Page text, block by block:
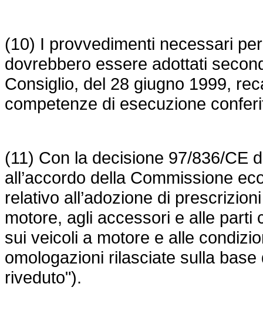
(10) I provvedimenti necessari
dovrebbero essere adottati
Consiglio, del 28 giugno 1999,
competenze di esecuzione
(11) Con la decisione 97/836/CE
all’accordo della Commissione
relativo all’adozione di
motore, agli accessori e alle parti
sui veicoli a motore e alle
omologazioni rilasciate sulla
riveduto").